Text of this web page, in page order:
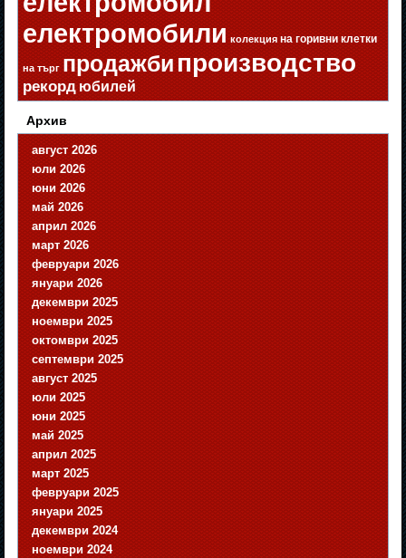
електромобили колекция на горивни клетки
на търг продажбипроизводство
рекорд юбилей
Архив
август 2026
юли 2026
юни 2026
май 2026
април 2026
март 2026
февруари 2026
януари 2026
декември 2025
ноември 2025
октомври 2025
септември 2025
август 2025
юли 2025
юни 2025
май 2025
април 2025
март 2025
февруари 2025
януари 2025
декември 2024
ноември 2024